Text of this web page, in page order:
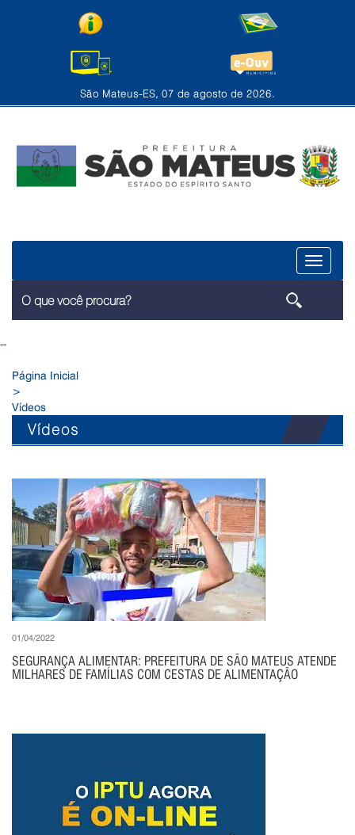
São Mateus-ES, 07 de agosto de 2026.
Menu
--
Página Inicial
>
Vídeos
Vídeos
01/04/2022
SEGURANÇA ALIMENTAR: PREFEITURA DE SÃO MATEUS ATENDE
MILHARES DE FAMÍLIAS COM CESTAS DE ALIMENTAÇÃO